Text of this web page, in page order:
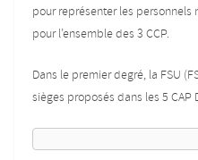
pour représenter les personnels
pour l’ensemble des 3 CCP.
Dans le premier degré, la FSU
sièges proposés dans les 5 CAP